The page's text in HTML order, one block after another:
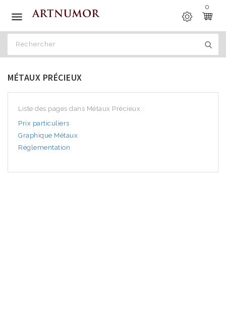

0
MÉTAUX PRÉCIEUX
Liste des pages dans Métaux Précieux :
Prix particuliers
Graphique Métaux
Réglementation